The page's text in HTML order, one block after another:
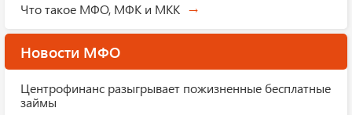
Что такое МФО, МФК и МКК
Новости МФО
Центрофинанс разыгрывает пожизненные бесплатные
займы